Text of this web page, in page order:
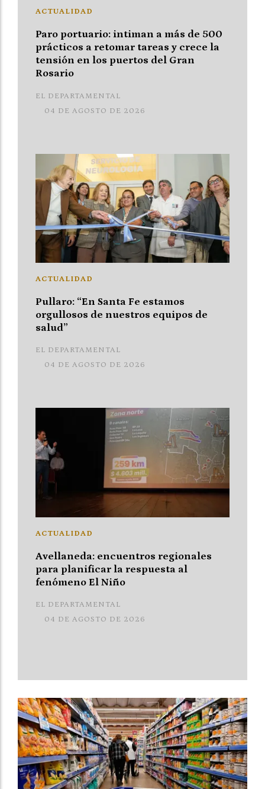
Paro portuario: intiman a más de 500
prácticos a retomar tareas y crece la
tensión en los puertos del Gran
Rosario
EL DEPARTAMENTAL
ACTUALIDAD
04 DE AGOSTO DE 2026
Pullaro: “En Santa Fe estamos
orgullosos de nuestros equipos de
salud”
EL DEPARTAMENTAL
ACTUALIDAD
04 DE AGOSTO DE 2026
Avellaneda: encuentros regionales
para planificar la respuesta al
fenómeno El Niño
EL DEPARTAMENTAL
ACTUALIDAD
04 DE AGOSTO DE 2026